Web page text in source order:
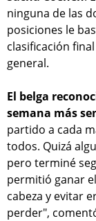
ninguna de las
posiciones le
clasificación
general.
El belga
semana más
partido a cada
todos. Quizá
pero terminé
permitió ganar
cabeza y evitar
perder",